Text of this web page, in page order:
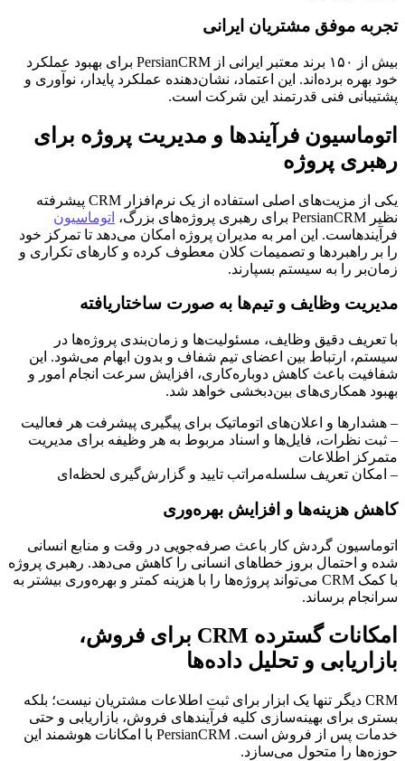
تجربه موفق مشتریان ایرانی
بیش از ۱۵۰ برند معتبر ایرانی از PersianCRM برای بهبود عملکرد
خود بهره برده‌اند. این اعتماد، نشان‌دهنده عملکرد پایدار، نوآوری و
پشتیبانی فنی قدرتمند این شرکت است.
اتوماسیون فرآیندها و مدیریت پروژه برای
رهبری پروژه
یکی از مزیت‌های اصلی استفاده از یک نرم‌افزار CRM پیشرفته
نظیر PersianCRM برای رهبری پروژه‌های بزرگ،
اتوماسیون
فرآیندهاست. این امر به مدیران پروژه امکان می‌دهد تا تمرکز خود
را بر راهبردها و تصمیمات کلان معطوف کرده و کارهای تکراری و
زمان‌بر را به سیستم بسپارند.
مدیریت وظایف و تیم‌ها به صورت ساختاریافته
با تعریف دقیق وظایف، مسئولیت‌ها و زمان‌بندی پروژه‌ها در
سیستم، ارتباط بین اعضای تیم شفاف و بدون ابهام می‌شود. این
شفافیت باعث کاهش دوباره‌کاری، افزایش سرعت انجام امور و
بهبود همکاری‌های بین‌دبخشی خواهد شد.
– هشدارها و اعلان‌های اتوماتیک برای پیگیری پیشرفت هر فعالیت
– ثبت نظرات، فایل‌ها و اسناد مربوط به هر وظیفه برای مدیریت
متمرکز اطلاعات
– امکان تعریف سلسله‌مراتب تایید و گزارش‌گیری لحظه‌ای
کاهش هزینه‌ها و افزایش بهره‌وری
اتوماسیون گردش کار باعث صرفه‌جویی در وقت و منابع انسانی
شده و احتمال بروز خطاهای انسانی را کاهش می‌دهد. رهبری پروژه
با کمک CRM می‌تواند پروژه‌ها را با هزینه کمتر و بهره‌وری بیشتر به
سرانجام برساند.
امکانات گسترده CRM برای فروش،
بازاریابی و تحلیل داده‌ها
CRM دیگر تنها یک ابزار برای ثبت اطلاعات مشتریان نیست؛ بلکه
بستری برای بهینه‌سازی کلیه فرآیندهای فروش، بازاریابی و حتی
خدمات پس از فروش است. PersianCRM با امکانات هوشمند این
حوزه‌ها را متحول می‌سازد.